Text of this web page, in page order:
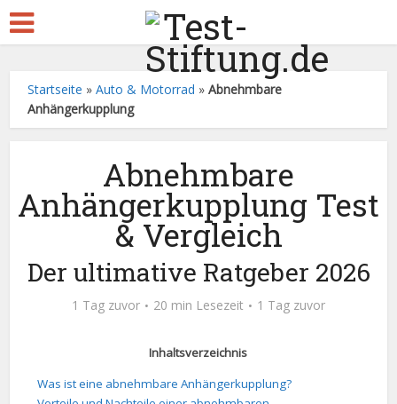
Startseite »Auto & Motorrad »Abnehmbare
Anhängerkupplung
Abnehmbare
Anhängerkupplung Test
& Vergleich
Der ultimative Ratgeber 2026
1 Tag zuvor 20 min Lesezeit 1 Tag zuvor
Inhaltsverzeichnis
Was ist eine abnehmbare Anhängerkupplung?